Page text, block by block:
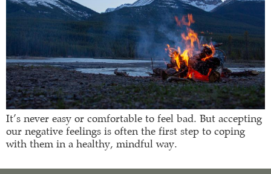
It’s never easy or comfortable to feel bad. But accepting
our negative feelings is often the first step to coping
with them in a healthy, mindful way.